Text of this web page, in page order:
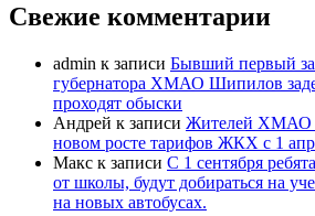
Свежие комментарии
admin к записи Бывший первый
губернатора ХМАО Шипилов
проходят обыски
Андрей к записи Жителей ХМАО
новом росте тарифов ЖКХ с 1
Макс к записи С 1 сентября
от школы, будут добираться на
на новых автобусах.